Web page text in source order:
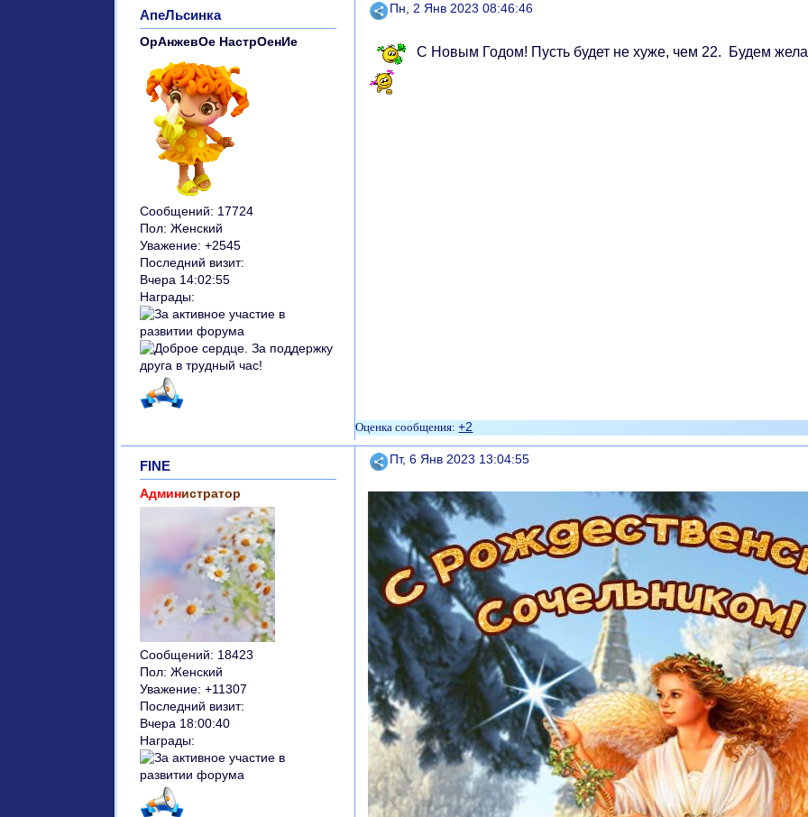
Поделиться
Пн, 2 Янв 2023 08:46:46
АпеЛьсинка
ОрАнжевОе НастрОенИе
Сообщений: 17724
Пол: Женский
Уважение: +2545
Последний визит:
Вчера 14:02:55
Награды:
С Новым Годом! Пусть будет не хуже, чем 22. Будем
+2
Поделиться
Пт, 6 Янв 2023 13:04:55
FINE
Администратор
Сообщений: 18423
Пол: Женский
Уважение: +11307
Последний визит:
Вчера 18:00:40
Награды: